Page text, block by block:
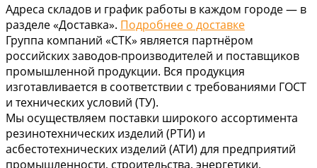
Адреса складов и график работы в каждом городе — в
разделе «Доставка». Подробнее о доставке
Группа компаний «СТК» является партнёром
российских заводов-производителей и поставщиков
промышленной продукции. Вся продукция
изготавливается в соответствии с требованиями ГОСТ
и технических условий (ТУ).
Мы осуществляем поставки широкого ассортимента
резинотехнических изделий (РТИ) и
асбестотехнических изделий (АТИ) для предприятий
промышленности, строительства, энергетики,